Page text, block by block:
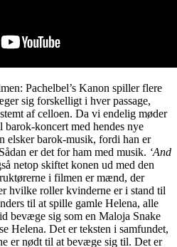
Pachelbel’s Kanon spiller flere
sig forskelligt i hver passage,
af celloen. Da vi endelig møder
koncert med hendes nye
elsker barok-musik, fordi han er
er det for ham med musik. ‘And
netop skiftet konen ud med den
i filmen er mænd, der
hvilke roller kvinderne er i stand til
til at spille gamle Helena, alle
bevæge sig som en Maloja Snake
Helena. Det er teksten i samfundet,
er nødt til at bevæge sig til. Det er